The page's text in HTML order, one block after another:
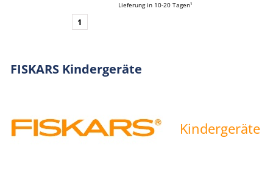
Lieferung in 10-20 Tagen¹
1
FISKARS Kindergeräte
Kindergeräte